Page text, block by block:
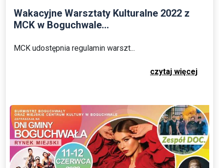
Wakacyjne Warsztaty Kulturalne 2022 z
MCK w Boguchwale...
MCK udostępnia regulamin warszt...
czytaj więcej